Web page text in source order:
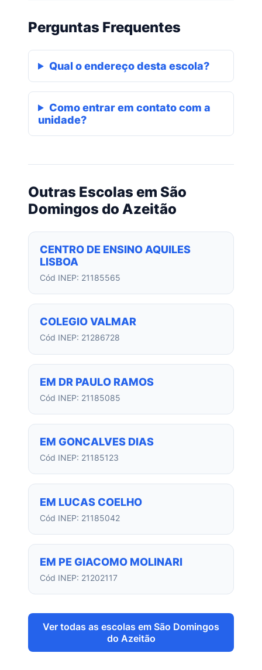
Perguntas Frequentes
Qual o endereço desta escola?
Como entrar em contato com a
unidade?
Outras Escolas em São
Domingos do Azeitão
CENTRO DE ENSINO AQUILES
LISBOA
Cód INEP: 21185565
COLEGIO VALMAR
Cód INEP: 21286728
EM DR PAULO RAMOS
Cód INEP: 21185085
EM GONCALVES DIAS
Cód INEP: 21185123
EM LUCAS COELHO
Cód INEP: 21185042
EM PE GIACOMO MOLINARI
Cód INEP: 21202117
Ver todas as escolas em São Domingos
do Azeitão